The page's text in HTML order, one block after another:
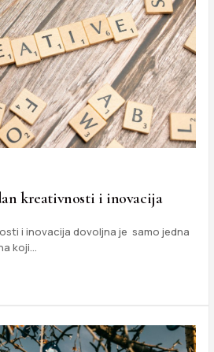
kreativnosti i inovacija
i inovacija dovoljna je samo jedna
koji…